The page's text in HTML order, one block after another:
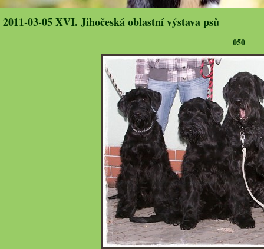
2011-03-05 XVI. Jihočeská oblastní výstava psů
050